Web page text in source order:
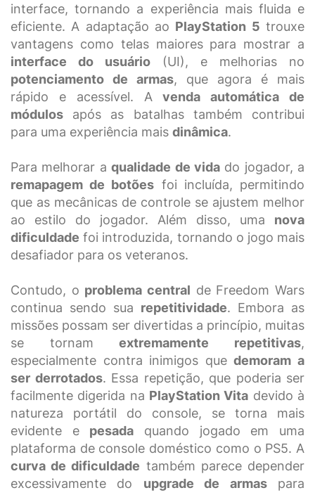
interface, tornando a experiência mais fluida e
eficiente. A adaptação ao PlayStation 5 trouxe
vantagens como telas maiores para mostrar a
interface do usuário (UI), e melhorias no
potenciamento de armas, que agora é mais
rápido e acessível. Avenda automática de
módulos após as batalhas também contribui
para uma experiência mais dinâmica.
Para melhorar aqualidade de vidado jogador, a
remapagem de botões foi incluída, permitindo
que as mecânicas de controle se ajustem melhor
ao estilo do jogador. Além disso, uma nova
dificuldade foi introduzida, tornando o jogo mais
desafiador para os veteranos.
Contudo, o problema central de Freedom Wars
continua sendo sua repetitividade. Embora as
missões possam ser divertidas a princípio, muitas
se tornamextremamente repetitivas,
especialmente contra inimigos quedemoram a
ser derrotados. Essa repetição, que poderia ser
facilmente digerida na PlayStation Vita devido à
natureza portátil do console, se torna mais
evidente e pesada quando jogado em uma
plataforma de console doméstico como o PS5. A
curva de dificuldade também parece depender
excessivamente do upgrade de armaspara